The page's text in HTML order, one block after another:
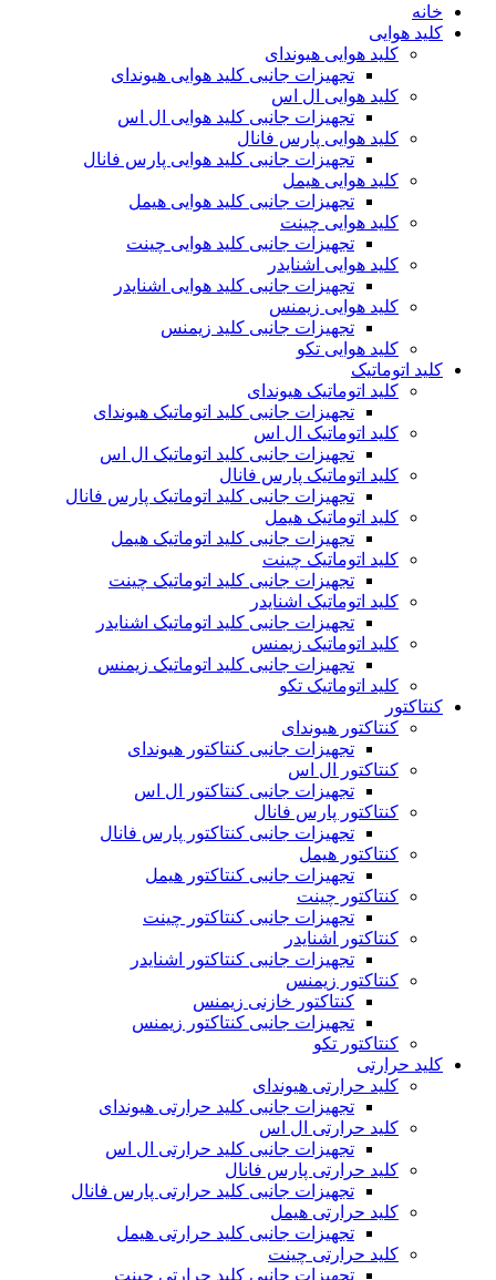
خانه
کلید هوایی
کلید هوایی هیوندای
تجهیزات جانبی کلید هوایی هیوندای
کلید هوایی ال اس
تجهیزات جانبی کلید هوایی ال اس
کلید هوایی پارس فانال
تجهیزات جانبی کلید هوایی پارس فانال
کلید هوایی هیمل
تجهیزات جانبی کلید هوایی هیمل
کلید هوایی چینت
تجهیزات جانبی کلید هوایی چینت
کلید هوایی اشنایدر
تجهیزات جانبی کلید هوایی اشنایدر
کلید هوایی زیمنس
تجهیزات جانبی کلید زیمنس
کلید هوایی تکو
کلید اتوماتیک
کلید اتوماتیک هیوندای
تجهیزات جانبی کلید اتوماتیک هیوندای
کلید اتوماتیک ال اس
تجهیزات جانبی کلید اتوماتیک ال اس
کلید اتوماتیک پارس فانال
تجهیزات جانبی کلید اتوماتیک پارس فانال
کلید اتوماتیک هیمل
تجهیزات جانبی کلید اتوماتیک هیمل
کلید اتوماتیک چینت
تجهیزات جانبی کلید اتوماتیک چینت
کلید اتوماتیک اشنایدر
تجهیزات جانبی کلید اتوماتیک اشنایدر
کلید اتوماتیک زیمنس
تجهیزات جانبی کلید اتوماتیک زیمنس
کلید اتوماتیک تکو
کنتاکتور
کنتاکتور هیوندای
تجهیزات جانبی کنتاکتور هیوندای
کنتاکتور ال اس
تجهیزات جانبی کنتاکتور ال اس
کنتاکتور پارس فانال
تجهیزات جانبی کنتاکتور پارس فانال
کنتاکتور هیمل
تجهیزات جانبی کنتاکتور هیمل
کنتاکتور چینت
تجهیزات جانبی کنتاکتور چینت
کنتاکتور اشنایدر
تجهیزات جانبی کنتاکتور اشنایدر
کنتاکتور زیمنس
کنتاکتور خازنی زیمنس
تجهیزات جانبی کنتاکتور زیمنس
کنتاکتور تکو
کلید حرارتی
کلید حرارتی هیوندای
تجهیزات جانبی کلید حرارتی هیوندای
کلید حرارتی ال اس
تجهیزات جانبی کلید حرارتی ال اس
کلید حرارتی پارس فانال
تجهیزات جانبی کلید حرارتی پارس فانال
کلید حرارتی هیمل
تجهیزات جانبی کلید حرارتی هیمل
کلید حرارتی چینت
تجهیزات جانبی کلید حرارتی چینت